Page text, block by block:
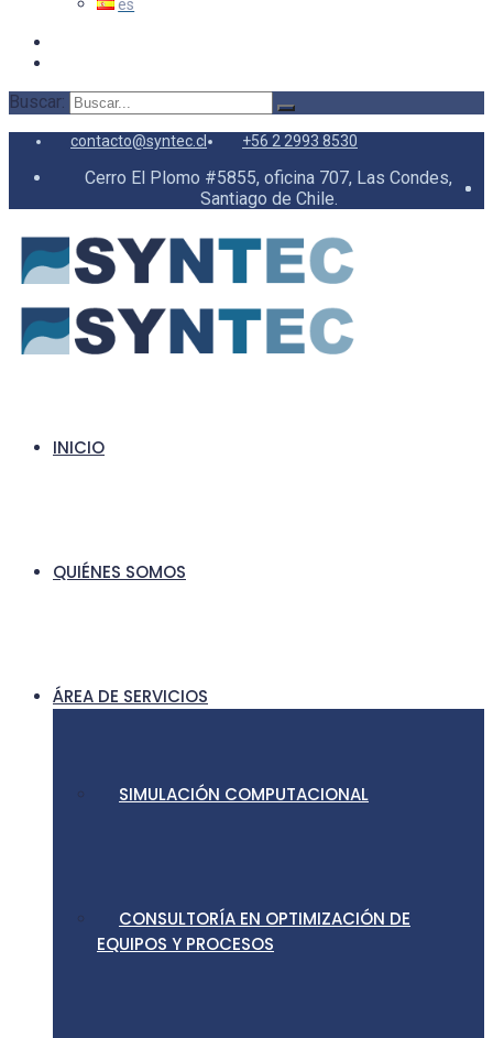
Buscar:
contacto@syntec.cl +56 2 2993 8530
Cerro El Plomo #5855, oficina 707, Las Condes,
Santiago de Chile.
INICIO
QUIÉNES SOMOS
ÁREA DE SERVICIOS
SIMULACIÓN COMPUTACIONAL
CONSULTORÍA EN OPTIMIZACIÓN DE
EQUIPOS Y PROCESOS